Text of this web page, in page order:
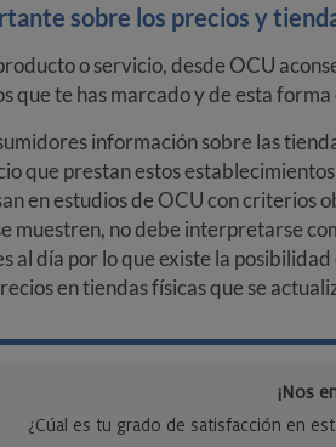
sobre los precios y
o servicio, desde OCU
que te has marcado y de esta
información sobre las
que prestan estos
en estudios de OCU con criterios
muestren, no debe interpretarse
al día por lo que existe la
en tiendas físicas que se